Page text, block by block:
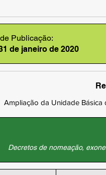
Publicação:
de janeiro de 2020
Ampliação da Unidade Básica
Decretos de nomeação,